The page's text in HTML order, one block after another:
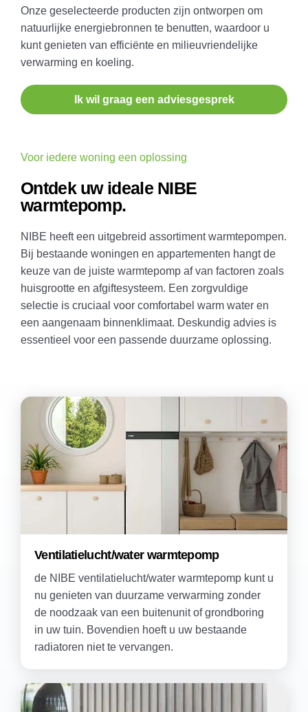
Onze geselecteerde producten zijn ontworpen om
natuurlijke energiebronnen te benutten, waardoor u
kunt genieten van efficiënte en milieuvriendelijke
verwarming en koeling.
Ik wil graag een adviesgesprek
Voor iedere woning een oplossing
Ontdek uw ideale NIBE
warmtepomp.
NIBE heeft een uitgebreid assortiment warmtepompen.
Bij bestaande woningen en appartementen hangt de
keuze van de juiste warmtepomp af van factoren zoals
huisgrootte en afgiftesysteem. Een zorgvuldige
selectie is cruciaal voor comfortabel warm water en
een aangenaam binnenklimaat. Deskundig advies is
essentieel voor een passende duurzame oplossing.
Ventilatielucht/water warmtepomp
de NIBE ventilatielucht/water warmtepomp kunt u
nu genieten van duurzame verwarming zonder
de noodzaak van een buitenunit of grondboring
in uw tuin. Bovendien hoeft u uw bestaande
radiatoren niet te vervangen.